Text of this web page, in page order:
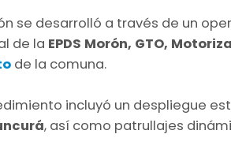
se desarrolló a través de un
de la EPDS Morón, GTO,
de la comuna.
incluyó un despliegue
, así como patrullajes